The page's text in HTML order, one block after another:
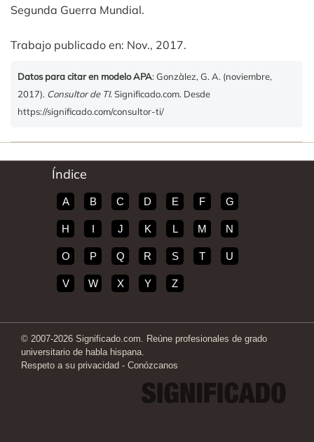
Segunda Guerra Mundial.
Trabajo publicado en: Nov., 2017.
Datos para citar en modelo APA: Gonzàlez, G. A. (noviembre,
2017). Consultor de TI. Significado.com. Desde
https://significado.com/consultor-ti/
Índice
A B C D E F G
H I J K L M N
O P Q R S T U
V W X Y Z
© 2007-2026 Significado.com. Reúne profesionales de grado
universitario de habla hispana.
Respeto a su privacidad - Conózcanos